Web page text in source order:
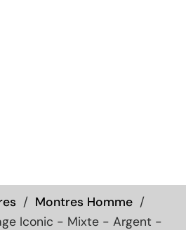
Montres Homme
Iconic - Mixte - Argent -